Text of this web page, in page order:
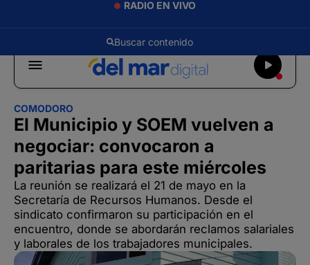
RADIO EN VIVO
COMODORO
El Municipio y SOEM vuelven a
negociar: convocaron a
paritarias para este miércoles
La reunión se realizará el 21 de mayo en la
Secretaría de Recursos Humanos. Desde el
sindicato confirmaron su participación en el
encuentro, donde se abordarán reclamos salariales
y laborales de los trabajadores municipales.